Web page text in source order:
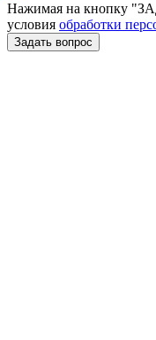
Нажимая на кнопку
условия обработки
Задать вопрос